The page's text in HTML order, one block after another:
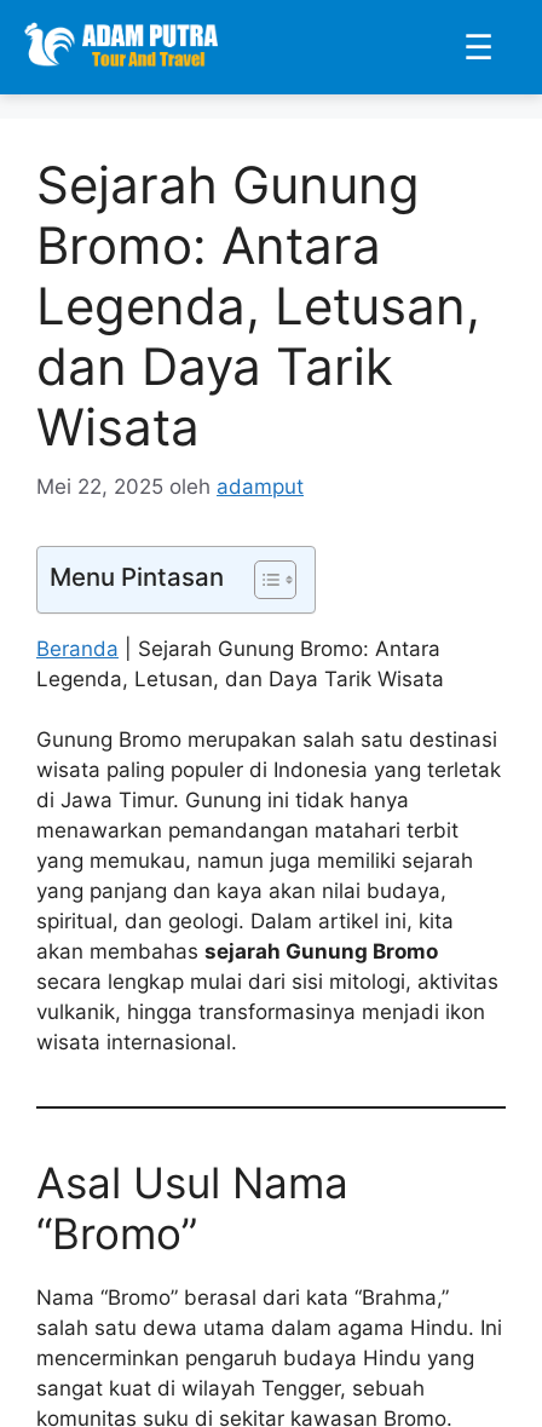
☰
Sejarah Gunung
Bromo: Antara
Legenda, Letusan,
dan Daya Tarik
Wisata
Mei 22, 2025 oleh adamput
Menu Pintasan
Beranda
Sejarah Gunung Bromo: Antara
Legenda, Letusan, dan Daya Tarik Wisata
Gunung Bromo merupakan salah satu destinasi
wisata paling populer di Indonesia yang terletak
di Jawa Timur. Gunung ini tidak hanya
menawarkan pemandangan matahari terbit
yang memukau, namun juga memiliki sejarah
yang panjang dan kaya akan nilai budaya,
spiritual, dan geologi. Dalam artikel ini, kita
akan membahas sejarah Gunung Bromo
secara lengkap mulai dari sisi mitologi, aktivitas
vulkanik, hingga transformasinya menjadi ikon
wisata internasional.
Asal Usul Nama
“Bromo”
Nama “Bromo” berasal dari kata “Brahma,”
salah satu dewa utama dalam agama Hindu. Ini
mencerminkan pengaruh budaya Hindu yang
sangat kuat di wilayah Tengger, sebuah
komunitas suku di sekitar kawasan Bromo.